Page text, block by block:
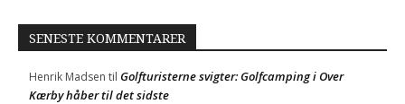
SENESTE KOMMENTARER
Henrik Madsen til Golfturisterne svigter: Golfcamping i Over
Kærby håber til det sidste